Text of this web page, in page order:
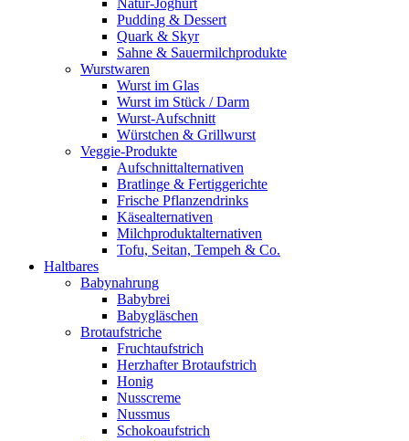
Natur-Joghurt
Pudding & Dessert
Quark & Skyr
Sahne & Sauermilchprodukte
Wurstwaren
Wurst im Glas
Wurst im Stück / Darm
Wurst-Aufschnitt
Würstchen & Grillwurst
Veggie-Produkte
Aufschnittalternativen
Bratlinge & Fertiggerichte
Frische Pflanzendrinks
Käsealternativen
Milchproduktalternativen
Tofu, Seitan, Tempeh & Co.
Haltbares
Babynahrung
Babybrei
Babygläschen
Brotaufstriche
Fruchtaufstrich
Herzhafter Brotaufstrich
Honig
Nusscreme
Nussmus
Schokoaufstrich